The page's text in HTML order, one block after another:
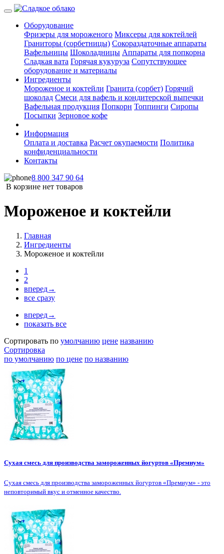
Оборудование
Фризеры для мороженого Миксеры для коктейлей
Граниторы (сорбетницы) Сокораздаточные аппараты
Вафельницы Шоколадницы Аппараты для попкорна
Сладкая вата Горячая кукуруза Сопутствующее
оборудование и материалы
Ингредиенты
Мороженое и коктейли Гранита (сорбет) Горячий
шоколад Смеси для вафель и кондитерской выпечки
Вафельная продукция Попкорн Топпинги Сиропы
Посыпки Зерновое кофе
Информация
Оплата и доставка Расчет окупаемости Политика
конфиденциальности
Контакты
8 800 347 90 64
В корзине нет товаров
Мороженое и коктейли
Главная
Ингредиенты
Мороженое и коктейли
1
2
вперед→
все сразу
вперед→
показать все
Сортировать по умолчанию цене названию
Сортировка
по умолчанию по цене по названию
Сухая смесь для производства замороженных йогуртов «Премиум»
Сухая смесь для производства замороженных йогуртов «Премиум» - это
неповторимый вкус и отменное качество.